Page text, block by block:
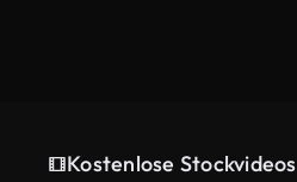
Kostenlose Stockvideos